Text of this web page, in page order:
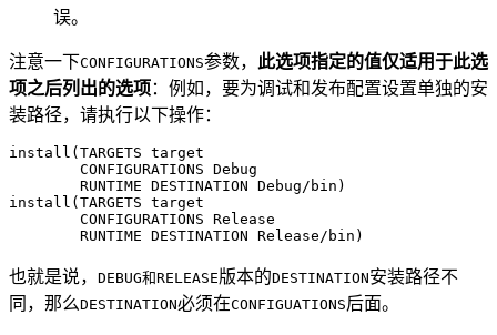
误。
注意一下CONFIGURATIONS参数，
此选项指定的值仅适用于此选
项之后列出的选项 ：例如，要为调试和发布配置设置单独的安
装路径，请执行以下操作：
install(TARGETS target
        CONFIGURATIONS Debug
        RUNTIME DESTINATION Debug/bin)
install(TARGETS target
        CONFIGURATIONS Release
也就是说， DEBUG和RELEASE版本的DESTINATION安装路径不
同，那么DESTINATION必须在CONFIGUATIONS后面。